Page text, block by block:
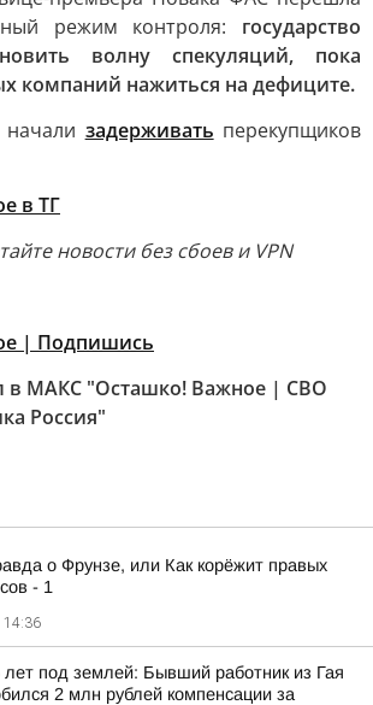
режим контроля: государство
волну спекуляций, пока
компаний нажиться на дефиците.
задерживать перекупщиков
в ТГ
новости без сбоев и VPN
| Подпишись
в МАКС "Осташко! Важное | СВО
Россия"
о Фрунзе, или Как корёжит правых
- 1
14:36
лет под землей: Бывший работник из Гая
2 млн рублей компенсации за